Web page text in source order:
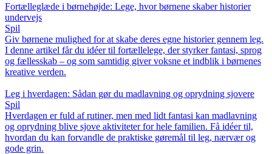
Fortælleglæde i børnehøjde: Lege, hvor børnene skaber historier
undervejs
Spil
Giv børnene mulighed for at skabe deres egne historier gennem leg.
I denne artikel får du idéer til fortællelege, der styrker fantasi, sprog
og fællesskab – og som samtidig giver voksne et indblik i børnenes
kreative verden.
Leg i hverdagen: Sådan gør du madlavning og oprydning sjovere
Spil
Hverdagen er fuld af rutiner, men med lidt fantasi kan madlavning
og oprydning blive sjove aktiviteter for hele familien. Få idéer til,
hvordan du kan forvandle de praktiske gøremål til leg, nærvær og
gode grin.